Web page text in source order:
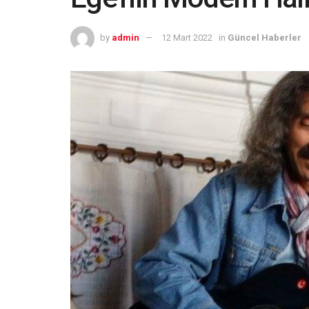
by admin 12 Mart 2022 in Güncel Haberler